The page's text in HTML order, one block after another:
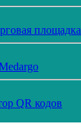
площадка
QR кодов